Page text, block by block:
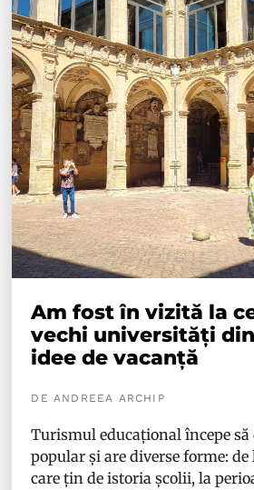
Am fost în vizită la
vechi universități
idee de vacanță
DE ANDREEA ARCHIP
Turismul educațional începe
popular și are diverse forme:
care țin de istoria școlii, la